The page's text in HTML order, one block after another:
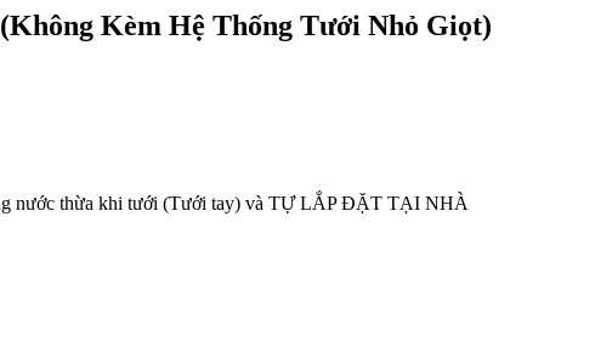
Kèm Hệ Thống Tưới Nhỏ Giọt)
nước thừa khi tưới (Tưới tay) và TỰ LẮP ĐẶT TẠI NHÀ